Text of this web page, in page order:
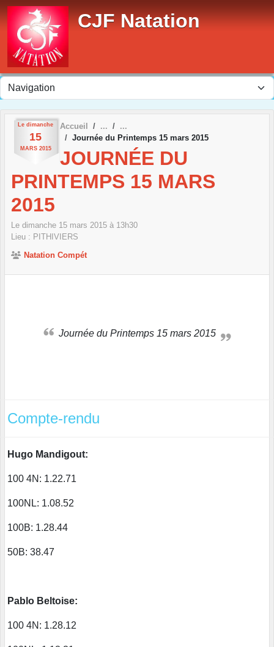
CJF Natation
Le dimanche
15
MARS 2015
Accueil
Journée du Printemps 15 mars 2015
JOURNÉE DU
PRINTEMPS 15 MARS
2015
Le dimanche 15 mars 2015 à 13h30
Lieu : PITHIVIERS
Natation Compét
Journée du Printemps 15 mars 2015
Compte-rendu
Hugo Mandigout:
100 4N: 1.22.71
100NL: 1.08.52
100B: 1.28.44
50B: 38.47
Pablo Beltoise:
100 4N: 1.28.12
Panneau de gestion des cookies